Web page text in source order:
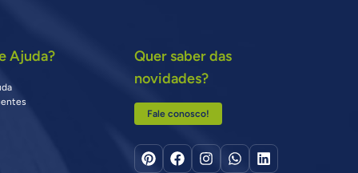
Ajuda?
Quer saber das
novidades?
Fale conosco!